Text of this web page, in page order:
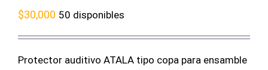
$30,000 50 disponibles
Protector auditivo ATALA tipo copa para ensamble